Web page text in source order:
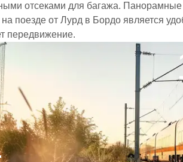
отсеками для багажа.
поезде от Лурд в Бордо является
передвижение.